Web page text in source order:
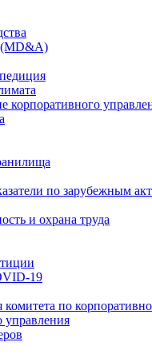
(MD&A)
корпоративного
по зарубежным
и охрана труда
комитета по
управления